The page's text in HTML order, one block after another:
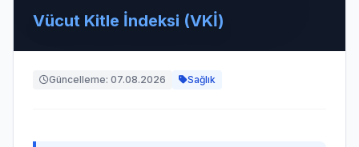
Vücut Kitle İndeksi (VKİ)
Güncelleme: 07.08.2026 Sağlık